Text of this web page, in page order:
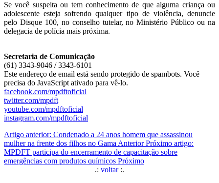
Se você suspeita ou tem conhecimento de que alguma criança ou
adolescente esteja sofrendo qualquer tipo de violência, denuncie
pelo Disque 100, no conselho tutelar, no Ministério Público ou na
delegacia de polícia mais próxima.
Secretaria de Comunicação
(61) 3343-9046 / 3343-6101
Este endereço de email está sendo protegido de spambots. Você
precisa do JavaScript ativado para vê-lo.
facebook.com/mpdftoficial
twitter.com/mpdft
youtube.com/mpdftoficial
instagram.com/mpdftoficial
Artigo anterior: Condenado a 24 anos homem que assassinou
mulher na frente dos filhos no Gama Anterior Próximo artigo:
MPDFT participa do encerramento de capacitação sobre
emergências com produtos químicos Próximo
.: voltar:.